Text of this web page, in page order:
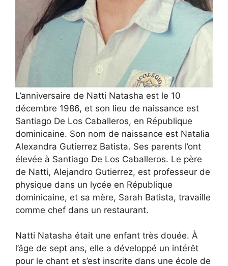
L’anniversaire de Natti Natasha est le 10
décembre 1986, et son lieu de naissance est
Santiago De Los Caballeros, en République
dominicaine. Son nom de naissance est Natalia
Alexandra Gutierrez Batista. Ses parents l’ont
élevée à Santiago De Los Caballeros. Le père
de Natti, Alejandro Gutierrez, est professeur de
physique dans un lycée en République
dominicaine, et sa mère, Sarah Batista, travaille
comme chef dans un restaurant.
Natti Natasha était une enfant très douée. À
l’âge de sept ans, elle a développé un intérêt
pour le chant et s’est inscrite dans une école de